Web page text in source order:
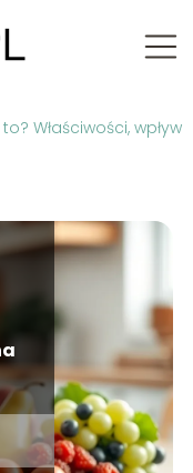
Właściwości, wpływ